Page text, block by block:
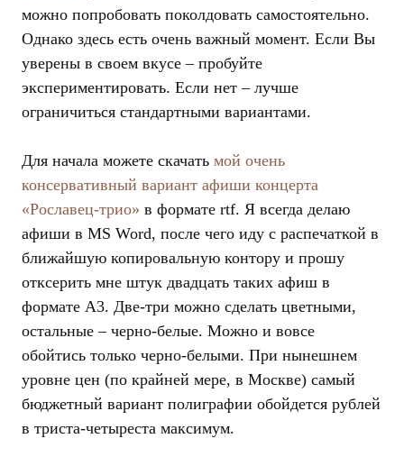
можно попробовать поколдовать самостоятельно.
Однако здесь есть очень важный момент. Если Вы
уверены в своем вкусе – пробуйте
экспериментировать. Если нет – лучше
ограничиться стандартными вариантами.
Для начала можете скачать мой очень
консервативный вариант афиши концерта
«Рославец-трио» в формате rtf. Я всегда делаю
афиши в MS Word, после чего иду с распечаткой в
ближайшую копировальную контору и прошу
отксерить мне штук двадцать таких афиш в
формате А3. Две-три можно сделать цветными,
остальные – черно-белые. Можно и вовсе
обойтись только черно-белыми. При нынешнем
уровне цен (по крайней мере, в Москве) самый
бюджетный вариант полиграфии обойдется рублей
в триста-четыреста максимум.